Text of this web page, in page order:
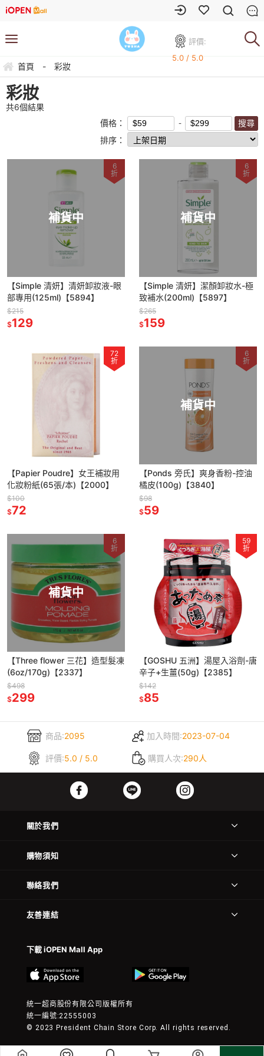
評價:
5.0 / 5.0
首頁 - 彩妝
彩妝
共6個結果
價格：
排序：
補貨中
6
折
【Simple 清妍】清妍卸妝液-眼
部專用(125ml)【5894】
$215
$129
補貨中
6
折
【Simple 清妍】潔顏卸妝水-極
致補水(200ml)【5897】
$265
$159
72
折
【Papier Poudre】女王補妝用
化妝粉紙(65張/本)【2000】
$100
$72
補貨中
6
折
【Ponds 旁氏】爽身香粉-控油
橘皮(100g)【3840】
$98
$59
補貨中
6
折
【Three flower 三花】造型髮凍
(6oz/170g)【2337】
$498
$299
59
折
【GOSHU 五洲】湯屋入浴劑-唐
辛子+生薑(50g)【2385】
$142
$85
商品:2095 加入時間:2023-07-04
評價:5.0 / 5.0 購買人次:290人
關於我們
購物須知
聯絡我們
友善連結
下載 iOPEN Mall App
統一超商股份有限公司版權所有
統一編號:22555003
© 2023 President Chain Store Corp. All rights reserved.